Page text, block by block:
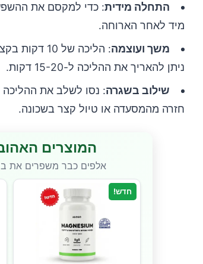
התחלה מידית: כדי למקסם את
מיד לאחר הארוחה.
משך ועוצמה
: הליכה של
ניתן להאריך את ההליכה ל-15-20 דקות.
שילוב בשגרה: נסו לשלב את
חזרה מהמסעדה או טיול קצר בשכונה.
המוצרים
אלפים כבר משפרים את
חדש!